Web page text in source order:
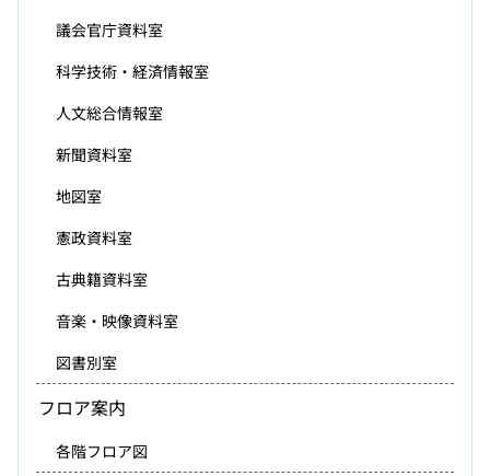
議会官庁資料室
科学技術・経済情報室
人文総合情報室
新聞資料室
地図室
憲政資料室
古典籍資料室
音楽・映像資料室
図書別室
フロア案内
各階フロア図